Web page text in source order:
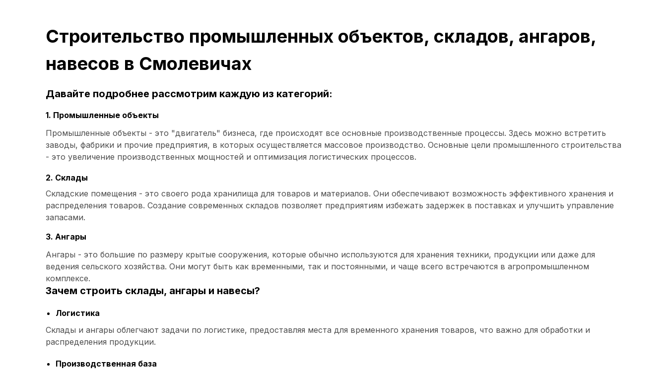
Строительство промышленных объектов, складов, ангаров,
навесов в Смолевичах
Давайте подробнее рассмотрим каждую из категорий:
1. Промышленные объекты
Промышленные объекты - это "двигатель" бизнеса, где происходят все основные производственные процессы. Здесь можно встретить
заводы, фабрики и прочие предприятия, в которых осуществляется массовое производство. Основные цели промышленного строительства
- это увеличение производственных мощностей и оптимизация логистических процессов.
2. Склады
Складские помещения - это своего рода хранилища для товаров и материалов. Они обеспечивают возможность эффективного хранения и
распределения товаров. Создание современных складов позволяет предприятиям избежать задержек в поставках и улучшить управление
запасами.
3. Ангары
Ангары - это большие по размеру крытые сооружения, которые обычно используются для хранения техники, продукции или даже для
ведения сельского хозяйства. Они могут быть как временными, так и постоянными, и чаще всего встречаются в агропромышленном
комплексе.
Зачем строить склады, ангары и навесы?
Логистика
Склады и ангары облегчают задачи по логистике, предоставляя места для временного хранения товаров, что важно для обработки и
распределения продукции.
Производственная база